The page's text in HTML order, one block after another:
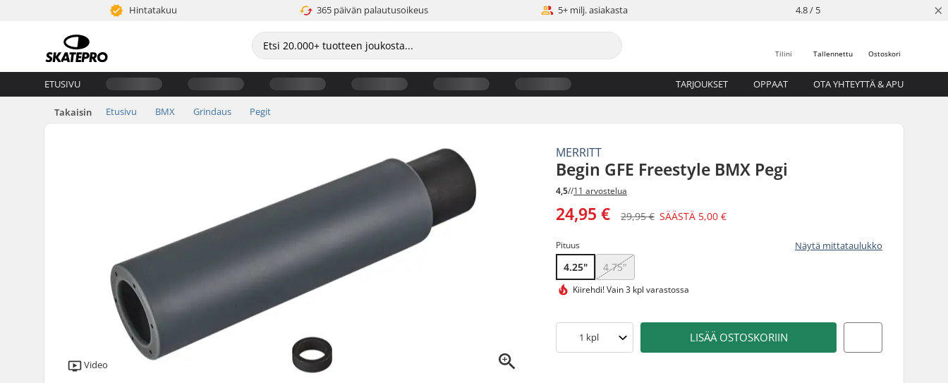
Hintatakuu 365 päivän palautusoikeus 5+ milj. asiakasta 4.8 / 5 ×
Ostoskori
Tallennettu
Tilini
ETUSIVU TARJOUKSET OPPAAT OTA YHTEYTTÄ & APU
Takaisin Etusivu BMX Grindaus Pegit
MERRITT
Begin GFE Freestyle BMX Pegi
4,5//11 arvostelua
24,95 € 29,95 € SÄÄSTÄ 5,00 €
Video
Pituus Näytä mittataulukko
4.25" 4.75"
Kiirehdi!Vain 3 kpl varastossa
1 kpl LISÄÄ OSTOSKORIIN